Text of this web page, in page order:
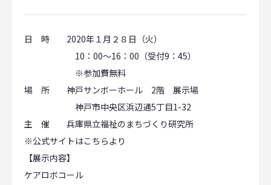
日 時 2020年１月２８日（火）
10：00～16：00（受付9：45）
※参加費無料
場 所 神戸サンボーホール 2階 展示場
神戸市中央区浜辺通5丁目1-32
主 催 兵庫県立福祉のまちづくり研究所
※公式サイトはこちら より
【展示内容】
ケアロボコール